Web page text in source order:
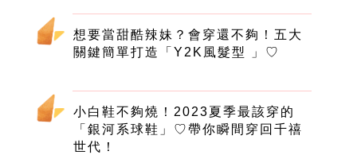
想要當甜酷辣妹？會穿還不夠！五大
關鍵簡單打造「Y2K風髮型 」♡
小白鞋不夠燒！2023夏季最該穿的
「銀河系球鞋」♡帶你瞬間穿回千禧
世代！